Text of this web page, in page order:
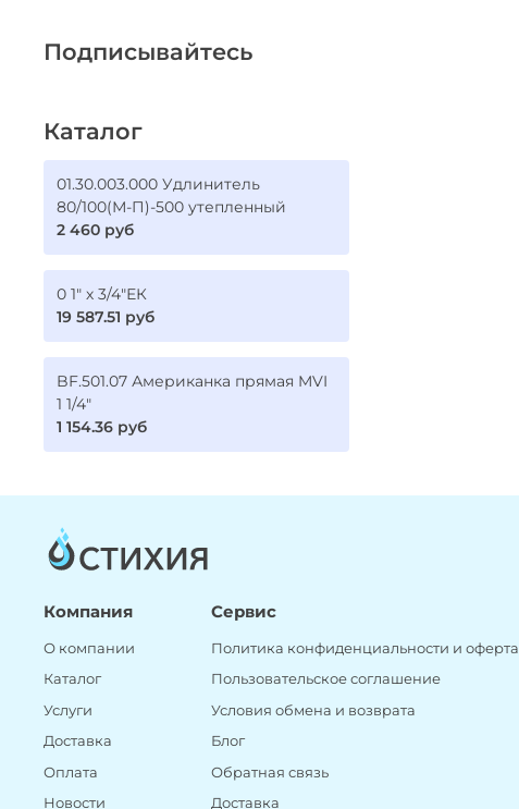
Подписывайтесь
Каталог
01.30.003.000 Удлинитель
80/100(М-П)-500 утепленный
2 460 руб
0 1" х 3/4"ЕК
19 587.51 руб
BF.501.07 Американка прямая MVI
1 1/4"
1 154.36 руб
Компания
О компании
Каталог
Услуги
Доставка
Оплата
Новости
Сервис
Политика конфиденциальности и оферта
Пользовательское соглашение
Условия обмена и возврата
Блог
Обратная связь
Доставка